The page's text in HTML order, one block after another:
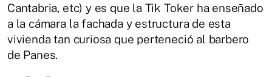
Cantabria, etc) y es que la Tik Toker ha enseñado
a la cámara la fachada y estructura de esta
vivienda tan curiosa que perteneció al barbero
de Panes.